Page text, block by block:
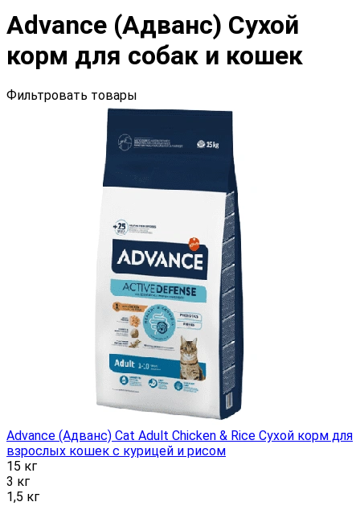
Advance (Адванс) Сухой
корм для собак и кошек
Фильтровать товары
Advance (Адванс) Cat Adult Chicken & Rice Сухой корм для
взрослых кошек с курицей и рисом
15 кг
3 кг
1,5 кг